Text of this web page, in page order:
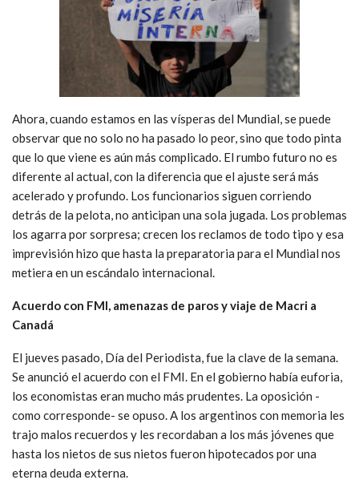
Ahora, cuando estamos en las vísperas del Mundial, se puede
observar que no solo no ha pasado lo peor, sino que todo pinta
que lo que viene es aún más complicado. El rumbo futuro no es
diferente al actual, con la diferencia que el ajuste será más
acelerado y profundo. Los funcionarios siguen corriendo
detrás de la pelota, no anticipan una sola jugada. Los problemas
los agarra por sorpresa; crecen los reclamos de todo tipo y esa
imprevisión hizo que hasta la preparatoria para el Mundial nos
metiera en un escándalo internacional.
Acuerdo con FMI, amenazas de paros y viaje de Macri a
Canadá
El jueves pasado, Día del Periodista, fue la clave de la semana.
Se anunció el acuerdo con el FMI. En el gobierno había euforia,
los economistas eran mucho más prudentes. La oposición -
como corresponde- se opuso. A los argentinos con memoria les
trajo malos recuerdos y les recordaban a los más jóvenes que
hasta los nietos de sus nietos fueron hipotecados por una
eterna deuda externa.